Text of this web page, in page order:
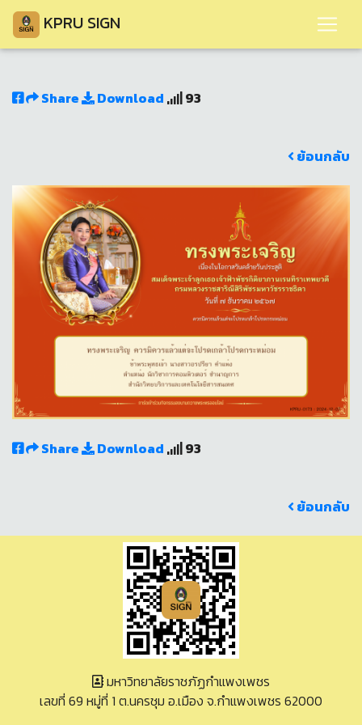
KPRU SIGN
Share Download 93
ย้อนกลับ
Share Download 93
ย้อนกลับ
มหาวิทยาลัยราชภัฏกำแพงเพชร
เลขที่ 69 หมู่ที่ 1 ต.นครชุม อ.เมือง จ.กำแพงเพชร 62000